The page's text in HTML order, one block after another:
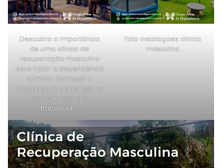
Descubra a importância
de uma clínica de
recuperação masculina
para tratar a dependência
química. Conheça a
abordagem, o que levar e
como funciona o
tratamento.
Foto instalaçoes clinica
masculina